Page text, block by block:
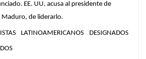
EE. UU. acusa al presidente de
Maduro, de liderarlo.
LATINOAMERICANOS DESIGNADOS